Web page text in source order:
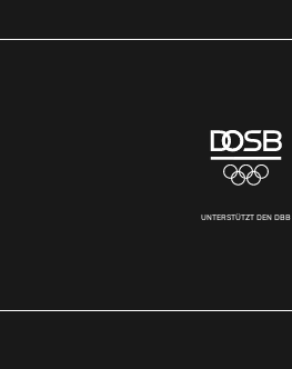
UNTERSTÜTZT DEN DBB